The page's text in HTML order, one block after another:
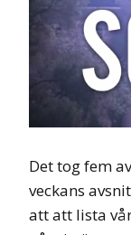
Det tog fem
veckans
att att lista